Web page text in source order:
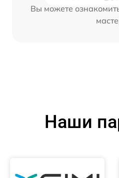
Вы можете
Наши